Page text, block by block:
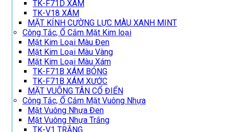
TK-F71D XÁM
TK-V18 XÁM
MẶT KÍNH CƯỜNG LỰC MÀU XANH MINT
Công Tắc, Ổ Cắm Mặt Kim loại
Mặt Kim Loại Màu Đen
Mặt Kim Loại Màu Vàng
Mặt Kim Loại Màu Xám
TK-F71B XÁM BÓNG
TK-F71B XÁM XƯỚC
MẶT VUÔNG TÂN CỔ ĐIỂN
Công Tắc, Ổ Cắm Mặt Vuông Nhựa
Mặt Vuông Nhựa Đen
Mặt Vuông Nhựa Trắng
TK-V1 TRẮNG